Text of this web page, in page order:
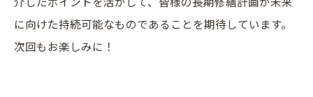
に向けた持続可能なものであることを期待しています。
次回もお楽しみに！